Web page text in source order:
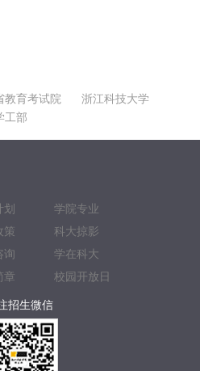
教育考试院
浙江科技大学
工部
策
章
学院专业
科大掠影
学在科大
校园开放日
招生微信